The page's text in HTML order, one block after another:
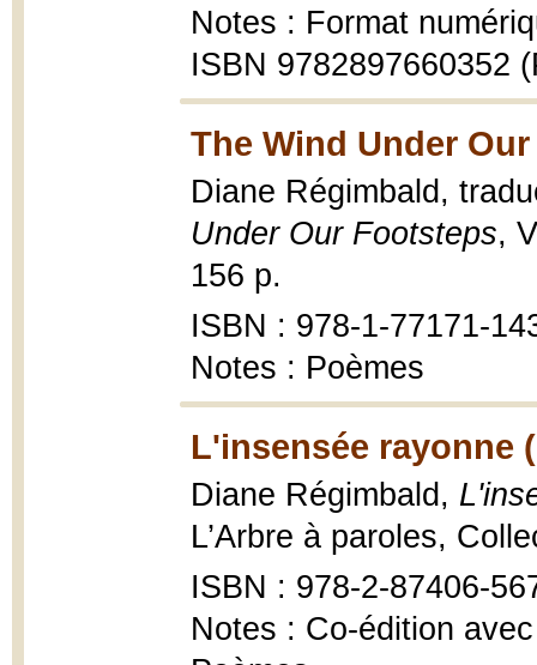
Notes : Format
ISBN 9782897660352
The Wind Under
Diane Régimbald,
Under Our Footsteps,
156 p.
ISBN : 978-1-77171-
Notes : Poèmes
L'insensée rayonne
Diane Régimbald,
L’Arbre à paroles,
ISBN : 978-2-87406-
Notes : Co-édition